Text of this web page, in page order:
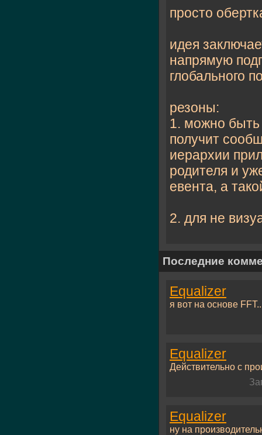
просто
идея
напрямую
глобального
резоны:
1. можно быть
получит
иерархии
родителя и
евента, а
2. для не
Последние
Equalizer
я вот на основе
Equalizer
Действительно с
Equalizer
ну на